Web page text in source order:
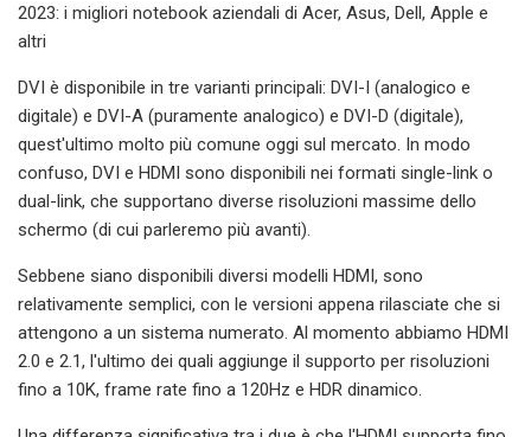
2023: i migliori notebook aziendali di Acer, Asus, Dell, Apple e
altri
DVI è disponibile in tre varianti principali: DVI-I (analogico e
digitale) e DVI-A (puramente analogico) e DVI-D (digitale),
quest'ultimo molto più comune oggi sul mercato. In modo
confuso, DVI e HDMI sono disponibili nei formati single-link o
dual-link, che supportano diverse risoluzioni massime dello
schermo (di cui parleremo più avanti).
Sebbene siano disponibili diversi modelli HDMI, sono
relativamente semplici, con le versioni appena rilasciate che si
attengono a un sistema numerato. Al momento abbiamo HDMI
2.0 e 2.1, l'ultimo dei quali aggiunge il supporto per risoluzioni
fino a 10K, frame rate fino a 120Hz e HDR dinamico.